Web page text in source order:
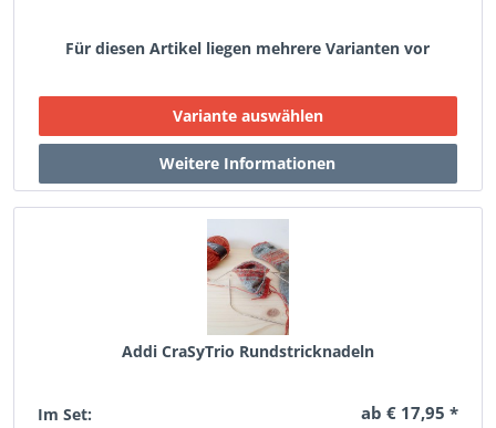
Für diesen Artikel liegen mehrere Varianten vor
Addi CraSyTrio Rundstricknadeln
Im Set: ab € 17,95 *